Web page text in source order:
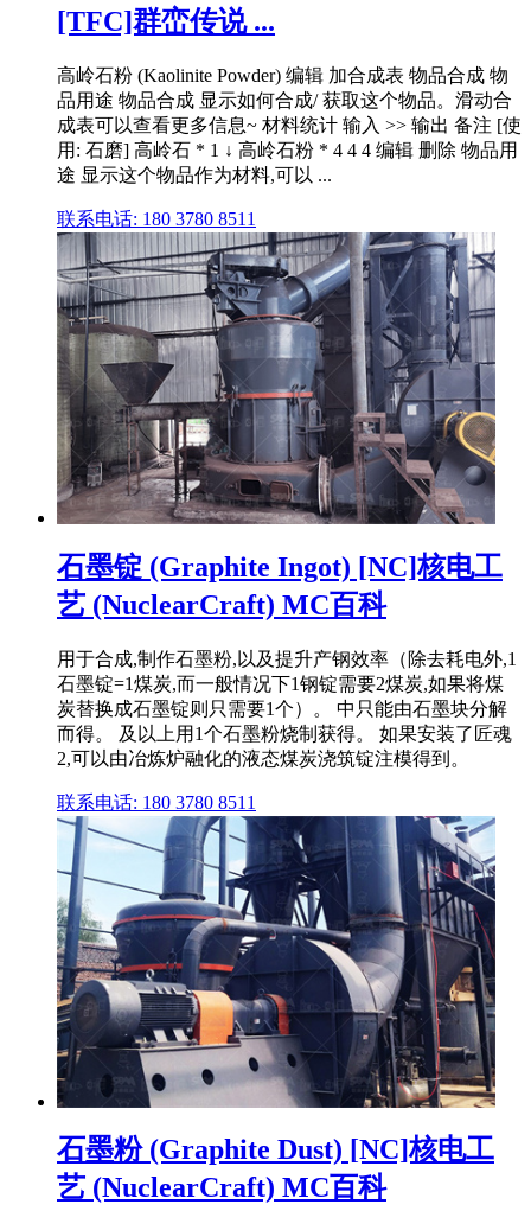
[TFC]群峦传说 ...
高岭石粉 (Kaolinite Powder) 编辑 加合成表 物品合成 物
品用途 物品合成 显示如何合成/ 获取这个物品。滑动合
成表可以查看更多信息~ 材料统计 输入 >> 输出 备注 [使
用: 石磨] 高岭石 * 1 ↓ 高岭石粉 * 4 4 4 编辑 删除 物品用
途 显示这个物品作为材料,可以 ...
联系电话: 180 3780 8511
石墨锭 (Graphite Ingot) [NC]核电工
艺 (NuclearCraft) MC百科
用于合成,制作石墨粉,以及提升产钢效率（除去耗电外,1
石墨锭=1煤炭,而一般情况下1钢锭需要2煤炭,如果将煤
炭替换成石墨锭则只需要1个）。 中只能由石墨块分解
而得。 及以上用1个石墨粉烧制获得。 如果安装了匠魂
2,可以由冶炼炉融化的液态煤炭浇筑锭注模得到。
联系电话: 180 3780 8511
石墨粉 (Graphite Dust) [NC]核电工
艺 (NuclearCraft) MC百科